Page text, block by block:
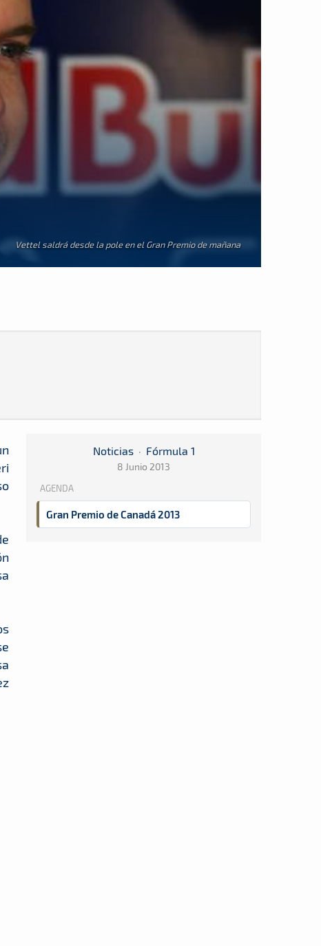
Vettel saldrá desde la pole en el Gran Premio de mañana
Noticias · Fórmula 1
8 Junio 2013
AGENDA
Gran Premio de Canadá 2013